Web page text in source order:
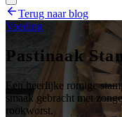
Terug naar blog
Voeding
Pastinaak
Een heerlijke romige
smaak gebracht met
rookworst.